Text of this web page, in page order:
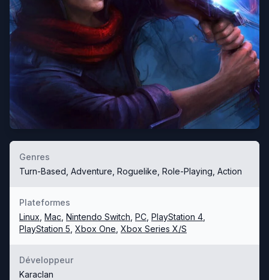
Genres
Turn-Based, Adventure, Roguelike, Role-Playing, Action
Plateformes
Linux Mac Nintendo Switch PC PlayStation 4
PlayStation 5 Xbox One Xbox Series X/S
Développeur
Karaclan